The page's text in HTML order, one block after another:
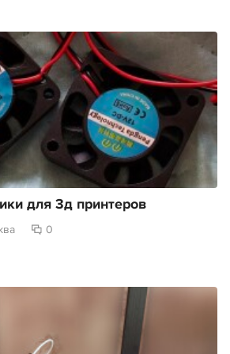
для 3д принтеров
0